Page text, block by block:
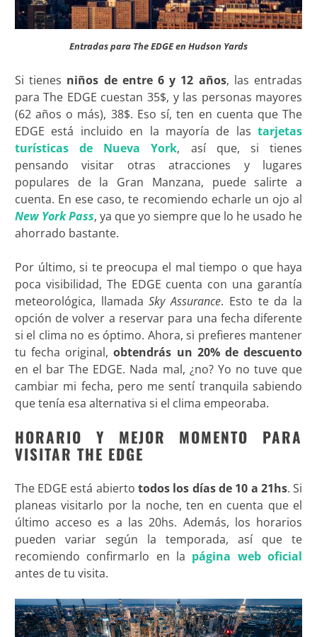
Entradas para The EDGE en Hudson Yards
Si tienes niños de entre 6 y 12 años, las entradas
para The EDGE cuestan 35$, y las personas mayores
(62 años o más), 38$. Eso sí, ten en cuenta que The
EDGE está incluido en la mayoría de lastarjetas
turísticas de Nueva York, así que, si tienes
pensando visitar otras atracciones y lugares
populares de la Gran Manzana, puede salirte a
cuenta. En ese caso, te recomiendo echarle un ojo al
New York Pass, ya que yo siempre que lo he usado he
ahorrado bastante.
Por último, si te preocupa el mal tiempo o que haya
poca visibilidad, The EDGE cuenta con una garantía
meteorológica, llamadaSky Assurance. Esto te da la
opción de volver a reservar para una fecha diferente
si el clima no es óptimo. Ahora, si prefieres mantener
tu fecha original,obtendrás un 20% de descuento
en el bar The EDGE. Nada mal, ¿no? Yo no tuve que
cambiar mi fecha, pero me sentí tranquila sabiendo
que tenía esa alternativa si el clima empeoraba.
HORARIO Y MEJOR MOMENTO PARA
VISITAR THE EDGE
The EDGE está abiertotodos los días de 10 a 21hs. Si
planeas visitarlo por la noche, ten en cuenta que el
último acceso es a las 20hs. Además, los horarios
pueden variar según la temporada, así que te
recomiendo confirmarlo en la página web oficial
antes de tu visita.